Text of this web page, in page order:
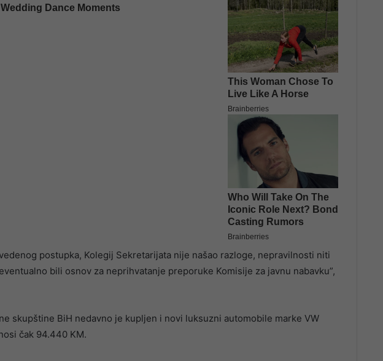
postupka, Kolegij Sekretarijata nije našao razloge, nepravilnosti niti
bili osnov za neprihvatanje preporuke Komisije za javnu nabavku”,
skupštine BiH nedavno je kupljen i novi luksuzni automobile marke VW
čak 94.440 KM.